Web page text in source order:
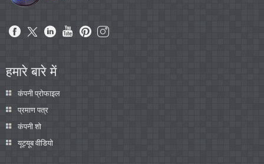
हमारे बारे में
कंपनी प्रोफाइल
प्रमाण पत्र
कंपनी शो
यूट्यूब वीडियो